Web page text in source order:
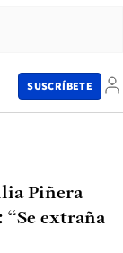
SUSCRÍBETE
Piñera
extraña